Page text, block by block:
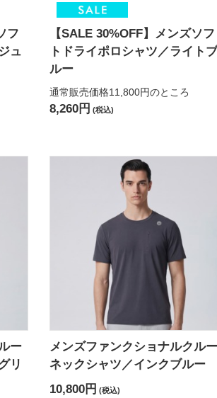
フ
ュ
【SALE 30%OFF】メンズソフ
トドライポロシャツ／ライトブ
ルー
通常販売価格11,800円のところ
8,260円 (税込)
ー
リ
メンズファンクショナルクルー
ネックシャツ／インクブルー
10,800円 (税込)